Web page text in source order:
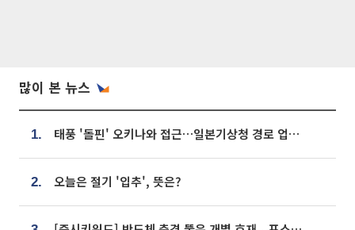
많이 본 뉴스
1. 태풍 '돌핀' 오키나와 접근…일본기상청 경로 업데이트
2. 오늘은 절기 '입추', 뜻은?